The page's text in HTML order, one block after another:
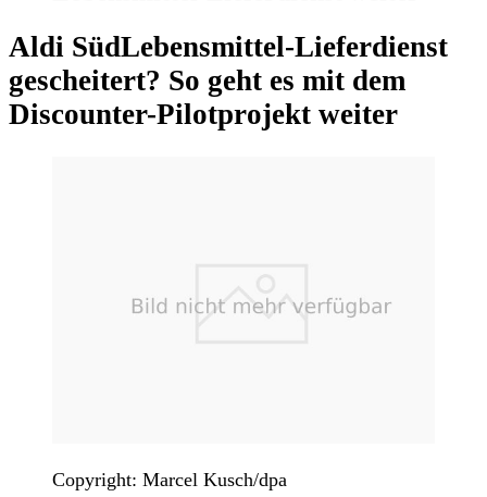
Aldi SüdLebensmittel-Lieferdienst
gescheitert? So geht es mit dem
Discounter-Pilotprojekt weiter
Copyright: Marcel Kusch/dpa